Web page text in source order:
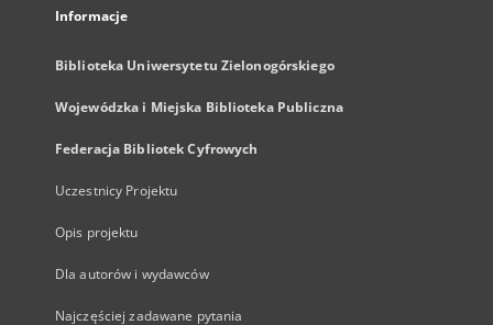
Informacje
Biblioteka Uniwersytetu Zielonogórskiego
Wojewódzka i Miejska Biblioteka Publiczna
Federacja Bibliotek Cyfrowych
Uczestnicy Projektu
Opis projektu
Dla autorów i wydawców
Najczęściej zadawane pytania